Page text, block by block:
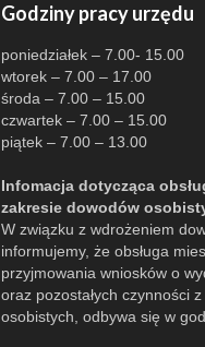
Godziny pracy urzędu
poniedziałek – 7.00- 15.00
wtorek – 7.00 – 17.00
środa – 7.00 – 15.00
czwartek – 7.00 – 15.00
piątek – 7.00 – 13.00
Infomacja dotycząca
zakresie dowodów
W związku z wdrożeniem
informujemy, że obsługa
przyjmowania wniosków o
oraz pozostałych czynności
osobistych, odbywa się w